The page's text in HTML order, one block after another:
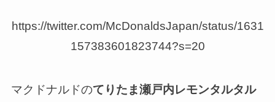
https://twitter.com/McDonaldsJapan/status/1631
157383601823744?s=20
マクドナルドのてりたま瀬戸内レモンタルタル